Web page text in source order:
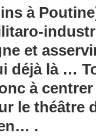
à
et
déjà là …
à
le théâtre
.